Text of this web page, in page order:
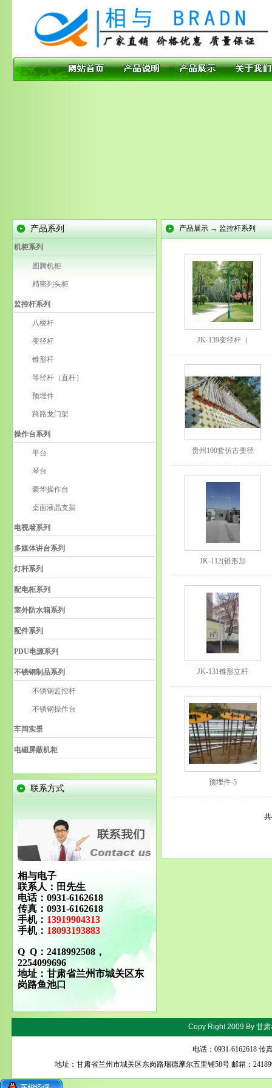
产品系列
机柜系列
图腾机柜
精密列头柜
监控杆系列
八棱杆
变径杆
锥形杆
等径杆（直杆）
预埋件
跨路龙门架
操作台系列
平台
琴台
豪华操作台
桌面液晶支架
电视墙系列
多媒体讲台系列
灯杆系列
配电柜系列
室外防水箱系列
配件系列
PDU电源系列
不锈钢制品系列
不锈钢监控杆
不锈钢操作台
车间实景
电磁屏蔽机柜
联系方式
相与电子
联系人：田先生
电话：0931-6162618
传真：0931-6162618
手机： 13919904313
手机： 18093193883
Q Q：2418992508，
2254099696
地址：甘肃省兰州市城关区东
岗路鱼池口
产品展示 → 监控杆系列
JK-139变径杆（
贵州100套仿古变径
JK-112(锥形加
JK-131锥形立杆
预埋件-5
Copy Right 2009 By甘肃
电话：0931-6162618 传
地址：甘肃省兰州市城关区东岗路瑞德摩尔五里铺58号 邮箱：